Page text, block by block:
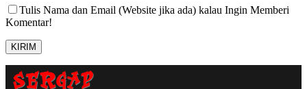
Tulis Nama dan Email (Website jika ada) kalau Ingin Memberi
Komentar!